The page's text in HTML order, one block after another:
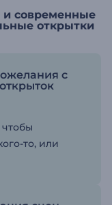
и современные
открытки
с
то, или